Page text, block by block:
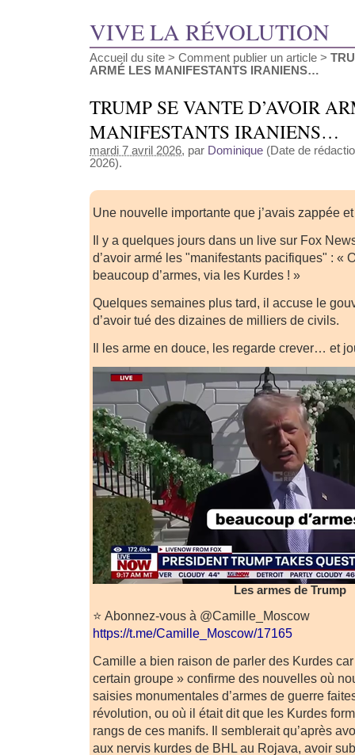
VIVE LA RÉVOLUTION
Accueil du site > Comment publier un article >
ARMÉ LES MANIFESTANTS IRANIENS…
TRUMP SE VANTE D’AVOIR
MANIFESTANTS IRANIENS…
mardi 7 avril 2026, par Dominique (Date de
2026).
Une nouvelle importante que j’avais zappée
Il y a quelques jours dans un live sur Fox
d’avoir armé les "manifestants pacifiques" : «
beaucoup d’armes, via les Kurdes ! »
Quelques semaines plus tard, il accuse le
d’avoir tué des dizaines de milliers de civils.
Il les arme en douce, les regarde crever… et
Les armes de Trump
⭐️ Abonnez-vous à @Camille_Moscow
https://t.me/Camille_Moscow/17165
Camille a bien raison de parler des Kurdes
certain groupe » confirme des nouvelles où
saisies monumentales d’armes de guerre
révolution, ou où il était dit que les Kurdes
rangs de ces manifs. Il semblerait qu’après
aux nervis kurdes de BHL au Rojava, avoir